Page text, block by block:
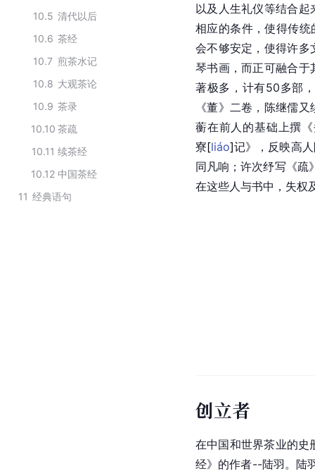
10.5 清代以后
10.6 茶经
10.7 煎茶水记
10.8 大观茶论
10.9 茶录
10.10 茶疏
10.11 续茶经
10.12 中国茶经
11 经典语句
以及人生礼仪等结合起
相应的条件，使得传统
会不够安定，使得许
琴书画，而正可融合于
著极多，计有50多部
《董》二卷， 陈继儒又
蘅在前人的基础上撰
寮[liáo]记》，反映高
同凡响；许次纾写《疏
在这些人与书中，失权
创立者
在中国和世界茶业的史
经》的作者--陆羽。陆